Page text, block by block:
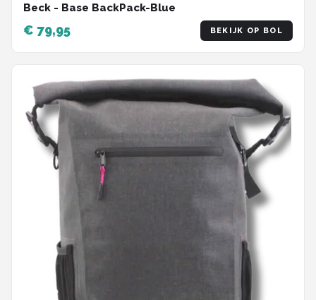
Beck - Base BackPack-Blue
€ 79,95 BEKIJK OP BOL